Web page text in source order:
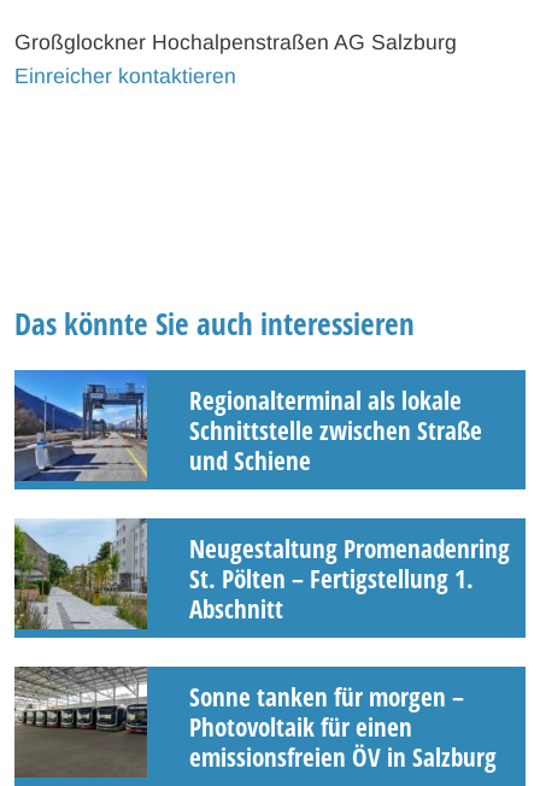
Großglockner Hochalpenstraßen AG Salzburg
Einreicher kontaktieren
Das könnte Sie auch interessieren
Regionalterminal als lokale
Schnittstelle zwischen Straße
und Schiene
Neugestaltung Promenadenring
St. Pölten – Fertigstellung 1.
Abschnitt
Sonne tanken für morgen –
Photovoltaik für einen
emissionsfreien ÖV in Salzburg